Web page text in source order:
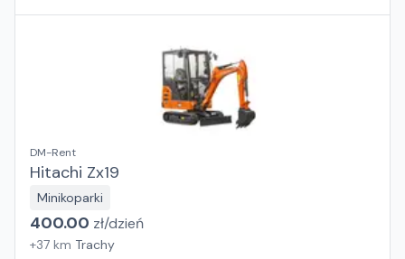
DM-Rent
Hitachi Zx19
Minikoparki
400.00 zł/dzień
+37 km Trachy